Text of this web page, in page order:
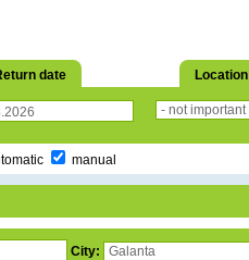
date Location
manual
City: